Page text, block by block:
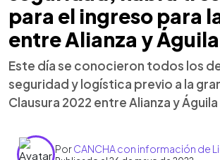
para el ingreso para
entre Alianza y Águila
Este día se conocieron todos los
seguridad y logística previo a la
Clausura 2022 entre Alianza y Águila
PorCANCHA con información de